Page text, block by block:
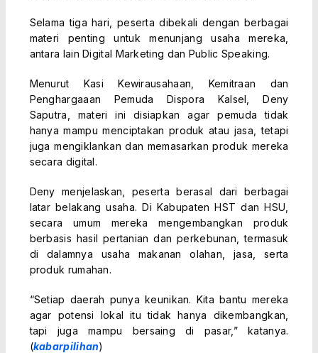
Selama tiga hari, peserta dibekali dengan berbagai
materi penting untuk menunjang usaha mereka,
antara lain Digital Marketing dan Public Speaking.
Menurut Kasi Kewirausahaan, Kemitraan dan
Penghargaaan Pemuda Dispora Kalsel, Deny
Saputra, materi ini disiapkan agar pemuda tidak
hanya mampu menciptakan produk atau jasa, tetapi
juga mengiklankan dan memasarkan produk mereka
secara digital.
Deny menjelaskan, peserta berasal dari berbagai
latar belakang usaha. Di Kabupaten HST dan HSU,
secara umum mereka mengembangkan produk
berbasis hasil pertanian dan perkebunan, termasuk
di dalamnya usaha makanan olahan, jasa, serta
produk rumahan.
“Setiap daerah punya keunikan. Kita bantu mereka
agar potensi lokal itu tidak hanya dikembangkan,
tapi juga mampu bersaing di pasar,” katanya.
(kabarpilihan)